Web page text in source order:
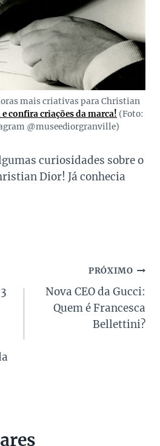
mais criativas para Christian
confira criações da marca! (Foto:
@museediorgranville)
curiosidades sobre o
Dior! Já conhecia
PRÓXIMO
Nova CEO da Gucci:
Quem é Francesca
Bellettini?